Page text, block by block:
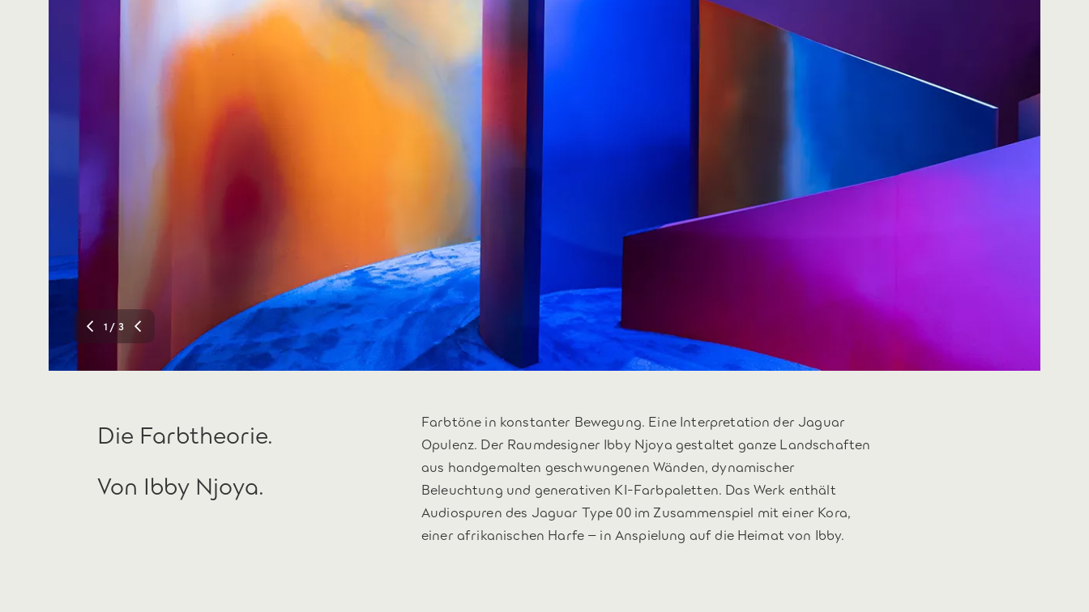
1 / 3
Die Farbtheorie.
Von Ibby Njoya.
Farbtöne in konstanter Bewegung. Eine Interpretation der Jaguar
Opulenz. Der Raumdesigner Ibby Njoya gestaltet ganze Landschaften
aus handgemalten geschwungenen Wänden, dynamischer
Beleuchtung und generativen KI-Farbpaletten. Das Werk enthält
Audiospuren des Jaguar Type 00 im Zusammenspiel mit einer Kora,
einer afrikanischen Harfe – in Anspielung auf die Heimat von Ibby.